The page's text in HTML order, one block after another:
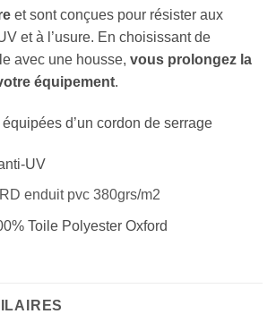
et sont conçues pour résister aux
et à l’usure. En choisissant de
avec une housse, vous prolongez la
équipement.
d’un cordon de serrage
UV
enduit pvc 380grs/m2
Toile Polyester Oxford